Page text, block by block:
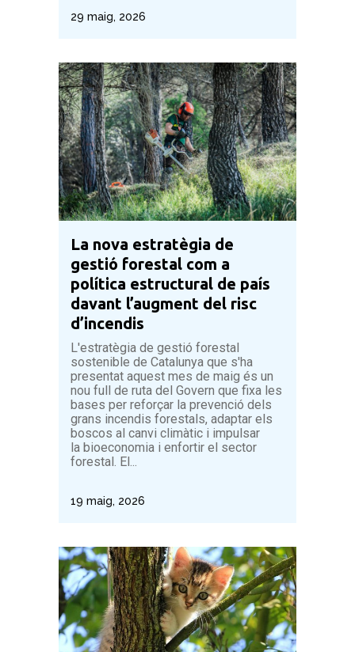
29 maig, 2026
La nova estratègia de
gestió forestal com a
política estructural de país
davant l’augment del risc
d’incendis
L'estratègia de gestió forestal
sostenible de Catalunya que s'ha
presentat aquest mes de maig és un
nou full de ruta del Govern que fixa les
bases per reforçar la prevenció dels
grans incendis forestals, adaptar els
boscos al canvi climàtic i impulsar
la bioeconomia i enfortir el sector
forestal. El...
19 maig, 2026